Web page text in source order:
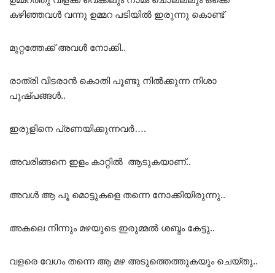
കഴിഞ്ഞവൾ വന്നു ഉമ്മറ പടിയിൽ ഇരുന്നു കൊണ്ട്
മുറ്റത്തേക്ക് അവൾ നോക്കി..
രാത്രി വിടരാൻ കൊതി പൂണ്ടു നിൽക്കുന്ന നിശാ
പുഷ്പങ്ങൾ..
ഇരുളിനെ പ്രണയിക്കുന്നവർ….
അവരിങ്ങനെ ഇളം കാറ്റിൽ ആടുകയാണ്..
അവൾ ആ പൂ മൊട്ടുകളെ തന്നെ നോക്കിയിരുന്നു..
അകലെ നിന്നും മഴയുടെ ഇരുമ്മൽ ശബ്ദം കേട്ടു..
വളരെ വേഗം തന്നെ ആ മഴ അടുത്തെത്തുകയും ചെയ്തു..